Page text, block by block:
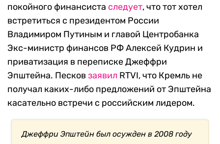
покойного финансиста следует, что тот хотел
встретиться с президентом России
Владимиром Путиным и главой Центробанка
Экс-министр финансов РФ Алексей Кудрин и
приватизация в переписке Джеффри
Эпштейна. Песков заявил RTVI, что Кремль не
получал каких-либо предложений от Эпштейна
касательно встречи с российским лидером.
Джеффри Эпштейн был осужден в 2008 году